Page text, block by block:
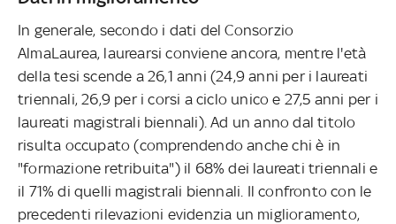
In generale, secondo i dati del Consorzio
AlmaLaurea, laurearsi conviene ancora, mentre l'età
della tesi scende a 26,1 anni (24,9 anni per i laureati
triennali, 26,9 per i corsi a ciclo unico e 27,5 anni per i
laureati magistrali biennali). Ad un anno dal titolo
risulta occupato (comprendendo anche chi è in
"formazione retribuita") il 68% dei laureati triennali e
il 71% di quelli magistrali biennali. Il confronto con le
precedenti rilevazioni evidenzia un miglioramento,